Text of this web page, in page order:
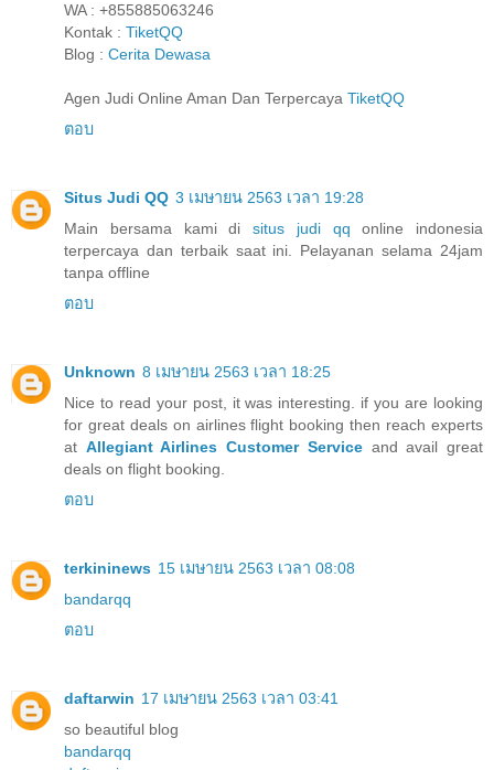
WA : +855885063246
Kontak : TiketQQ
Blog : Cerita Dewasa
Agen Judi Online Aman Dan Terpercaya TiketQQ
ตอบ
Situs Judi QQ 3 เมษายน 2563 เวลา 19:28
Main bersama kami di situs judi qq online indonesia
terpercaya dan terbaik saat ini. Pelayanan selama 24jam
tanpa offline
ตอบ
Unknown 8 เมษายน 2563 เวลา 18:25
Nice to read your post, it was interesting. if you are looking
for great deals on airlines flight booking then reach experts
at Allegiant Airlines Customer Serviceand avail great
deals on flight booking.
ตอบ
terkininews 15 เมษายน 2563 เวลา 08:08
bandarqq
ตอบ
daftarwin 17 เมษายน 2563 เวลา 03:41
so beautiful blog
bandarqq